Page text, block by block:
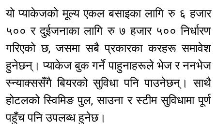
यो प्याकेजको मूल्य एकल बसाइका लागि रु ६ हजार
५०० र दुईजनाका लागि रु ७ हजार ५०० निर्धारण
गरिएको छ, जसमा सबै प्रकारका करहरू समावेश
हुनेछन्। प्याकेज बुक गर्ने पाहुनाहरूले भेज र ननभेज
स्न्याक्ससँगै बियरको सुविधा पनि पाउनेछन्। साथै
होटलको स्विमिङ पुल, साउना र स्टीम सुविधामा पूर्ण
पहुँच पनि उपलब्ध हुनेछ।